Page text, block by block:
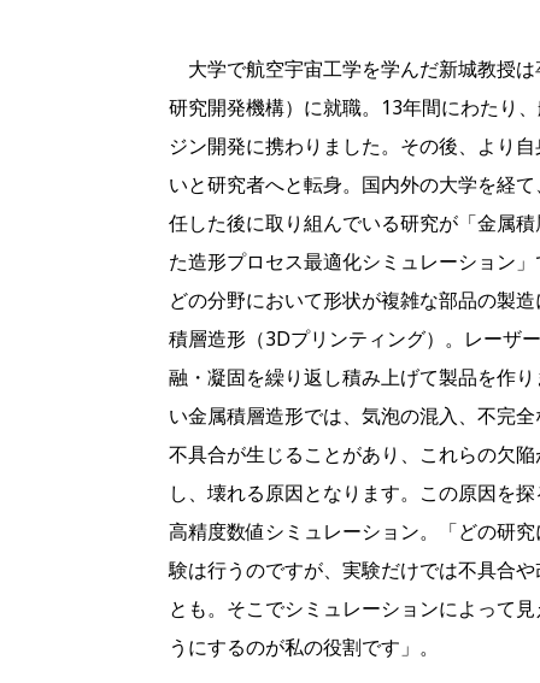
大学で航空宇宙工学を学んだ新城教授は
研究開発機構）に就職。13年間にわたり
ジン開発に携わりました。その後、より
いと研究者へと転身。国内外の大学を経
任した後に取り組んでいる研究が「金属
た造形プロセス最適化シミュレーション
どの分野において形状が複雑な部品の製
積層造形（3Dプリンティング）。レーザ
融・凝固を繰り返し積み上げて製品を作
い金属積層造形では、気泡の混入、不完
不具合が生じることがあり、これらの欠
し、壊れる原因となります。この原因を
高精度数値シミュレーション。「どの研
験は行うのですが、実験だけでは不具合
とも。そこでシミュレーションによって
うにするのが私の役割です」。